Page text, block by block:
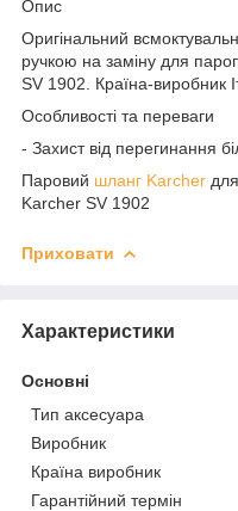
Опис
Оригінальний
ручкою на заміну для
SV 1902. Країна-виробник
Особливості та переваги
- Захист від перегинання
Паровий шланг Karcher для
Karcher SV 1902
Приховати
Характеристики
Основні
Тип аксесуара
Виробник
Країна виробник
Гарантійний термін